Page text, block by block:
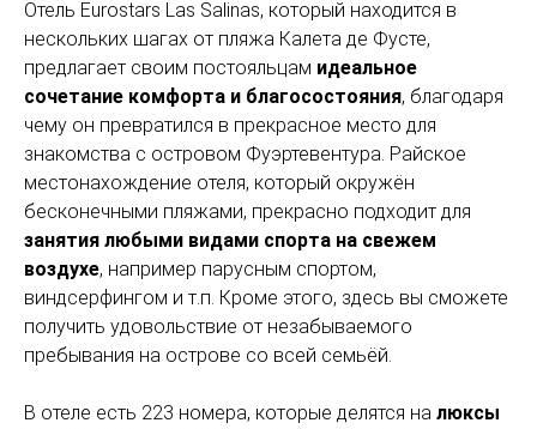
Отель Eurostars Las Salinas, который находится в
нескольких шагах от пляжа Калета де Фусте,
предлагает своим постояльцам идеальное
сочетание комфорта и благосостояния, благодаря
чему он превратился в прекрасное место для
знакомства с островом Фуэртевентура. Райское
местонахождение отеля, который окружён
бесконечными пляжами, прекрасно подходит для
занятия любыми видами спорта на свежем
воздухе, например парусным спортом,
виндсерфингом и т.п. Кроме этого, здесь вы сможете
получить удовольствие от незабываемого
пребывания на острове со всей семьёй.
В отеле есть 223 номера, которые делятся на люксы